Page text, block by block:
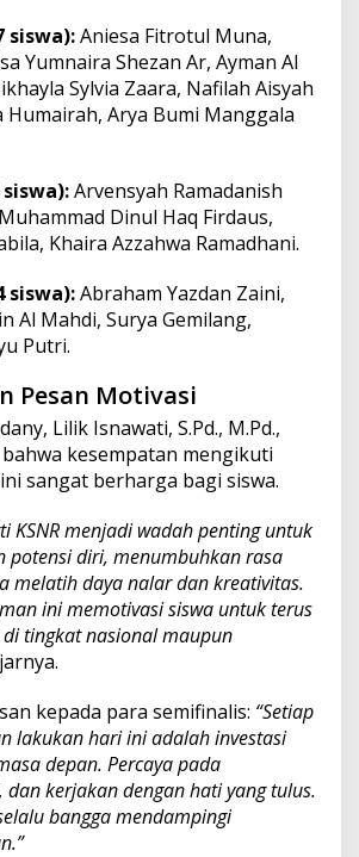
siswa):Aniesa Fitrotul Muna,
Yumnaira Shezan Ar, Ayman Al
Sylvia Zaara, Nafilah Aisyah
Humairah, Arya Bumi Manggala
siswa):Arvensyah Ramadanish
Dinul Haq Firdaus,
Khaira Azzahwa Ramadhani.
siswa):Abraham Yazdan Zaini,
Al Mahdi, Surya Gemilang,
Putri.
Pesan Motivasi
Lilik Isnawati, S.Pd., M.Pd.,
kesempatan mengikuti
sangat berharga bagi siswa.
KSNR menjadi wadah penting untuk
potensi diri, menumbuhkan rasa
melatih daya nalar dan kreativitas.
ini memotivasi siswa untuk terus
tingkat nasional maupun
kepada para semifinalis: “Setiap
lakukan hari ini adalah investasi
depan. Percaya pada
kerjakan dengan hati yang tulus.
bangga mendampingi